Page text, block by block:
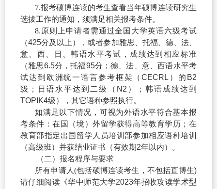
7.报考硕博连读的考生查看当年硕博连读研究生
选拔工作的通知，须满足相关报考条件。
8. 原则上申请者需通过全国大学英语六级考试
（425分及以上），或者参加雅思、托福、德、法、
意、西、日、韩语水平考试，成绩达到相应标准
（雅思6.5分，托福95分；德、法、意、西语水平考
试达到欧洲统一语言参考框架（CECRL ）的 B2
级；日语水平达到二级（ N2 ）；韩语成绩达到
TOPIK4级），其它语种参照执行。
如满足以下情况，可视为外语水平符合基本报
考条件：在国（境）外留学获得高等教育学历；在
教育部指定出国留学人员培训部参加相应语种培训
（高级班）并获结业证书（有效期2年以内）。
（二）报名程序与要求
所有申请人 (包括硕博连读考生，不包括直博生)
请仔细阅读《华中师范大学2023年招收攻读学术型